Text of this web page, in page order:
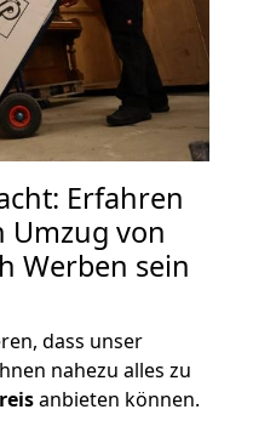
Erfahren
Umzug von
Werben sein
dass unser
nahezu alles zu
anbieten können.